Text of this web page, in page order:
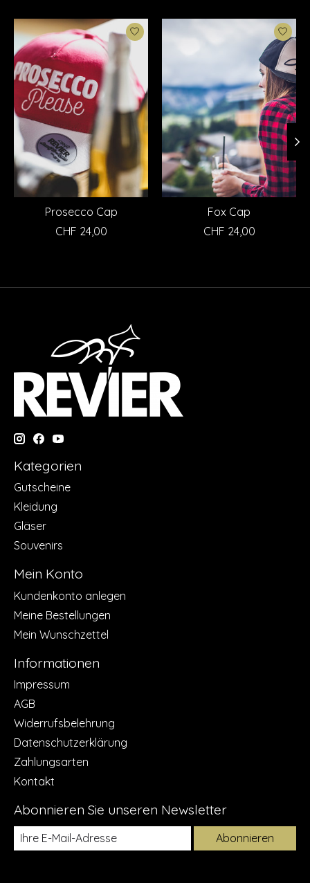
Produkt-Karussell-Artikel
Prosecco Cap
CHF 24,00
Fox Cap
CHF 24,00
Kategorien
Gutscheine
Kleidung
Gläser
Souvenirs
Mein Konto
Kundenkonto anlegen
Meine Bestellungen
Mein Wunschzettel
Informationen
Impressum
AGB
Widerrufsbelehrung
Datenschutzerklärung
Zahlungsarten
Kontakt
Abonnieren Sie unseren Newsletter
Abonnieren